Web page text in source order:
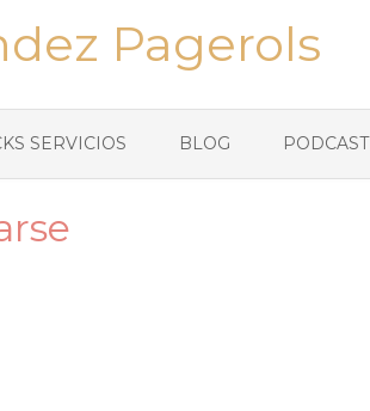
Pagerols
SERVICIOS BLOG PODCAST